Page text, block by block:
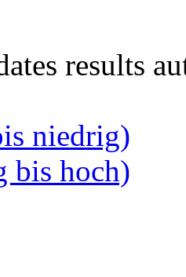
results
niedrig)
bis hoch)